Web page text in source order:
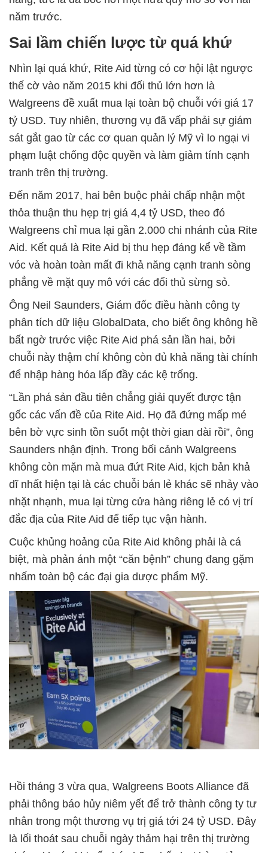
năm trước.
Sai lầm chiến lược từ quá khứ
Nhìn lại quá khứ, Rite Aid từng có cơ hội lật ngược
thế cờ vào năm 2015 khi đối thủ lớn hơn là
Walgreens đề xuất mua lại toàn bộ chuỗi với giá 17
tỷ USD. Tuy nhiên, thương vụ đã vấp phải sự giám
sát gắt gao từ các cơ quan quản lý Mỹ vì lo ngại vi
phạm luật chống độc quyền và làm giảm tính cạnh
tranh trên thị trường.
Đến năm 2017, hai bên buộc phải chấp nhận một
thỏa thuận thu hẹp trị giá 4,4 tỷ USD, theo đó
Walgreens chỉ mua lại gần 2.000 chi nhánh của Rite
Aid. Kết quả là Rite Aid bị thu hẹp đáng kể về tầm
vóc và hoàn toàn mất đi khả năng cạnh tranh sòng
phẳng về mặt quy mô với các đối thủ sừng sỏ.
Ông Neil Saunders, Giám đốc điều hành công ty
phân tích dữ liệu GlobalData, cho biết ông không hề
bất ngờ trước việc Rite Aid phá sản lần hai, bởi
chuỗi này thậm chí không còn đủ khả năng tài chính
để nhập hàng hóa lấp đầy các kệ trống.
“Lần phá sản đầu tiên chẳng giải quyết được tận
gốc các vấn đề của Rite Aid. Họ đã đứng mấp mé
bên bờ vực sinh tồn suốt một thời gian dài rồi”, ông
Saunders nhận định. Trong bối cảnh Walgreens
không còn mặn mà mua đứt Rite Aid, kịch bản khả
dĩ nhất hiện tại là các chuỗi bán lẻ khác sẽ nhảy vào
nhặt nhạnh, mua lại từng cửa hàng riêng lẻ có vị trí
đắc địa của Rite Aid để tiếp tục vận hành.
Cuộc khủng hoảng của Rite Aid không phải là cá
biệt, mà phản ánh một “căn bệnh” chung đang gặm
nhấm toàn bộ các đại gia dược phẩm Mỹ.
Hồi tháng 3 vừa qua, Walgreens Boots Alliance đã
phải thông báo hủy niêm yết để trở thành công ty tư
nhân trong một thương vụ trị giá tới 24 tỷ USD. Đây
là lối thoát sau chuỗi ngày thảm hại trên thị trường